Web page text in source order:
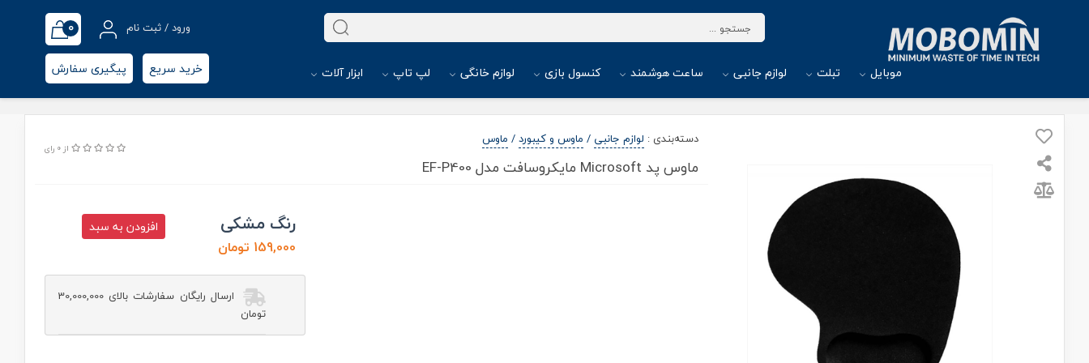
ورود / ثبت نام 0
موبایل تبلت لوازم جانبی ساعت هوشمند کنسول بازی لوازم خانگی لپ تاپ ابزار آلات خرید سریع پیگیری سفارش
دسته‌بندی : لوازم جانبی / ماوس و کیبورد/ ماوس
ماوس پد Microsoft مایکروسافت مدل EF-P400
از 0 رای
رنگ مشکی
159,000 تومان
افزودن به سبد
ارسال رایگان سفارشات بالای 30,000,000
تومان